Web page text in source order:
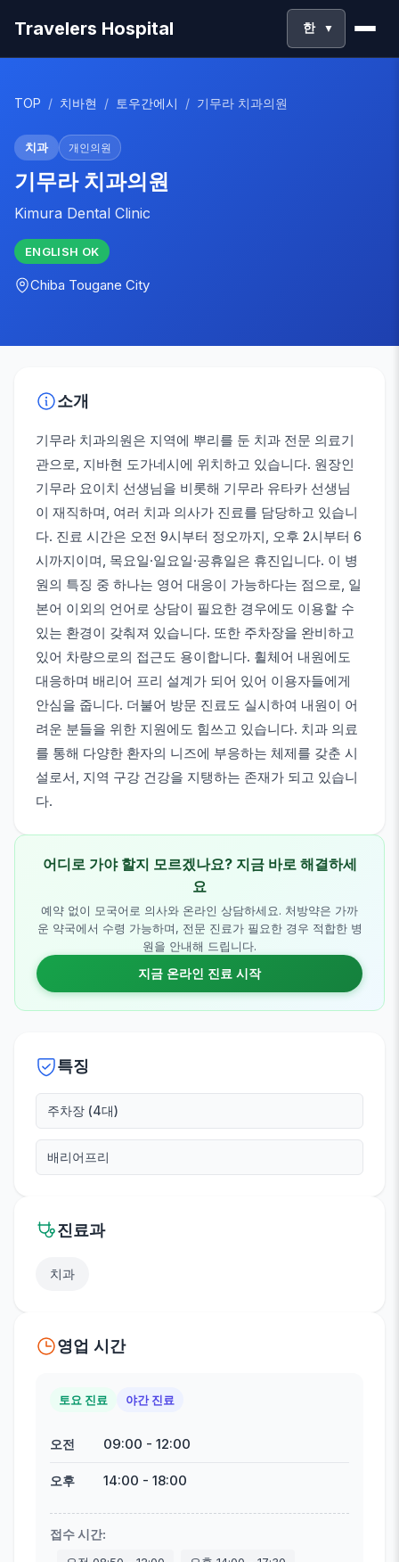
Travelers Hospital 한 ▼
TOP / 치바현 / 토우간에시 / 기무라 치과의원
치과 개인의원
기무라 치과의원
Kimura Dental Clinic
ENGLISH OK
Chiba Tougane City
소개
기무라 치과의원은 지역에 뿌리를 둔 치과 전문 의료기
관으로, 지바현 도가네시에 위치하고 있습니다. 원장인
기무라 요이치 선생님을 비롯해 기무라 유타카 선생님
이 재직하며, 여러 치과 의사가 진료를 담당하고 있습니
다. 진료 시간은 오전 9시부터 정오까지, 오후 2시부터 6
시까지이며, 목요일·일요일·공휴일은 휴진입니다. 이 병
원의 특징 중 하나는 영어 대응이 가능하다는 점으로, 일
본어 이외의 언어로 상담이 필요한 경우에도 이용할 수
있는 환경이 갖춰져 있습니다. 또한 주차장을 완비하고
있어 차량으로의 접근도 용이합니다. 휠체어 내원에도
대응하며 배리어 프리 설계가 되어 있어 이용자들에게
안심을 줍니다. 더불어 방문 진료도 실시하여 내원이 어
려운 분들을 위한 지원에도 힘쓰고 있습니다. 치과 의료
를 통해 다양한 환자의 니즈에 부응하는 체제를 갖춘 시
설로서, 지역 구강 건강을 지탱하는 존재가 되고 있습니
다.
어디로 가야 할지 모르겠나요? 지금 바로 해결하세
요
예약 없이 모국어로 의사와 온라인 상담하세요. 처방약은 가까
운 약국에서 수령 가능하며, 전문 진료가 필요한 경우 적합한 병
원을 안내해 드립니다.
지금 온라인 진료 시작
특징
주차장 (4대)
배리어프리
진료과
치과
영업 시간
토요 진료 야간 진료
오전 09:00 - 12:00
오후 14:00 - 18:00
접수 시간: